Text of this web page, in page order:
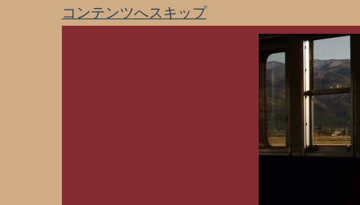
コンテンツへスキップ